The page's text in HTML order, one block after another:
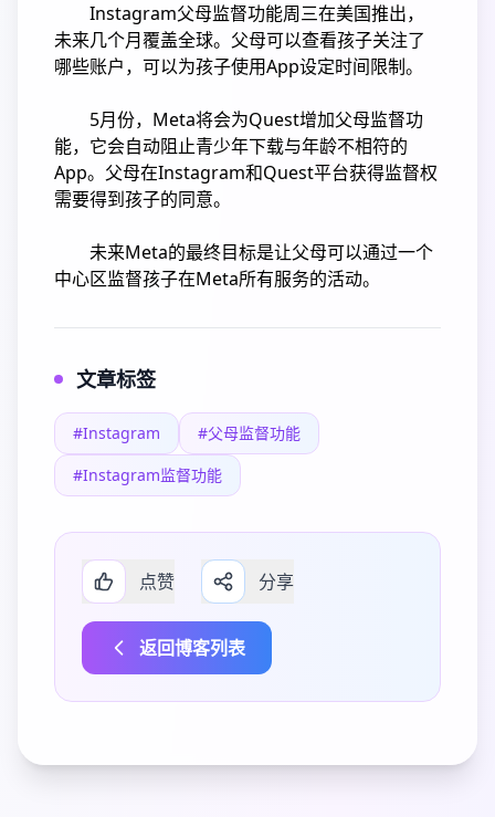
Instagram父母监督功能周三在美国推出，
未来几个月覆盖全球。父母可以查看孩子关注了
哪些账户，可以为孩子使用App设定时间限制。
5月份，Meta将会为Quest增加父母监督功
能，它会自动阻止青少年下载与年龄不相符的
App。父母在Instagram和Quest平台获得监督权
需要得到孩子的同意。
未来Meta的最终目标是让父母可以通过一个
中心区监督孩子在Meta所有服务的活动。
文章标签
#Instagram
#父母监督功能
#Instagram监督功能
点赞 分享
返回博客列表